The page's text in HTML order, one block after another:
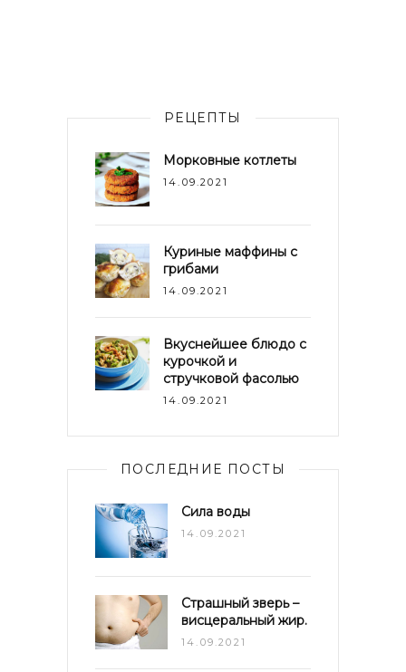
РЕЦЕПТЫ
Морковные котлеты
14.09.2021
Куриные маффины с
грибами
14.09.2021
Вкуснейшее блюдо с
курочкой и
стручковой фасолью
14.09.2021
ПОСЛЕДНИЕ ПОСТЫ
Сила воды
14.09.2021
Страшный зверь –
висцеральный жир.
14.09.2021